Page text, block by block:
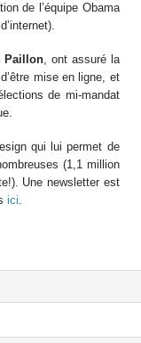
de l’équipe Obama
Paillon, ont assuré la
mise en ligne, et
de mi-mandat
qui lui permet de
(1,1 million
Une newsletter est
ici.